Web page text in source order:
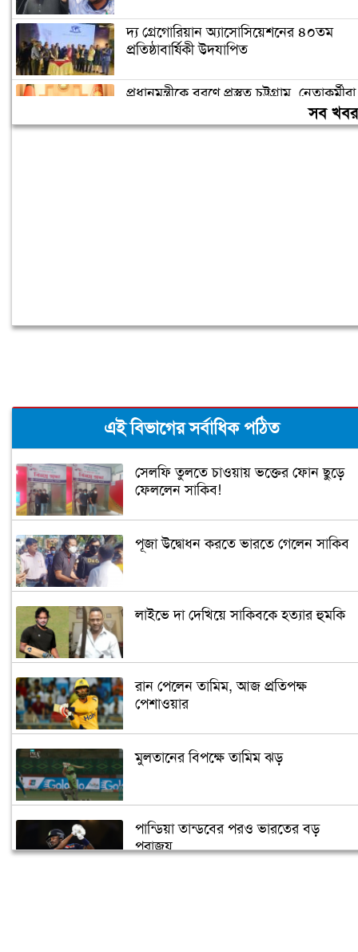
দ্য গ্রেগোরিয়ান অ্যাসোসিয়েশনের ৪০তম
প্রতিষ্ঠাবার্ষিকী উদযাপিত
প্রধানমন্ত্রীকে বরণে প্রস্তুত চট্টগ্রাম, নেতাকর্মীরা
সব
এই বিভাগের সর্বাধিক পঠিত
সেলফি তুলতে চাওয়ায় ভক্তের ফোন ছুড়ে
ফেললেন সাকিব!
পূজা উদ্বোধন করতে ভারতে গেলেন সাকিব
লাইভে দা দেখিয়ে সাকিবকে হত্যার হুমকি
রান পেলেন তামিম, আজ প্রতিপক্ষ
পেশাওয়ার
মুলতানের বিপক্ষে তামিম ঝড়
পান্ডিয়া তান্ডবের পরও ভারতের বড়
পরাজয়